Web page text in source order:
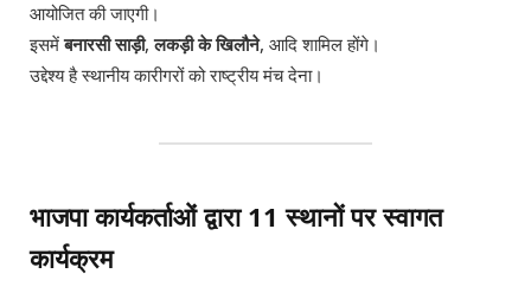
आयोजित की जाएगी।
इसमेंबनारसी साड़ी,लकड़ी के खिलौने, आदि शामिल होंगे।
उद्देश्य है स्थानीय कारीगरों को राष्ट्रीय मंच देना।
भाजपा कार्यकर्ताओं द्वारा 11 स्थानों पर स्वागत
कार्यक्रम